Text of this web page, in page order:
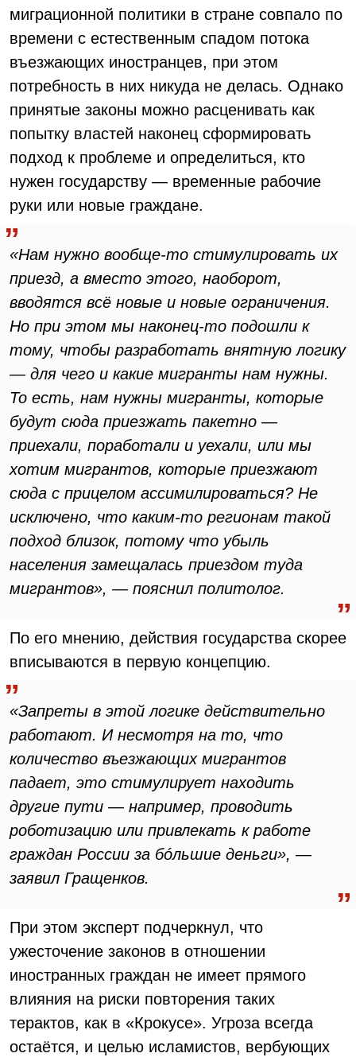
миграционной политики в стране совпало по
времени с естественным спадом потока
въезжающих иностранцев, при этом
потребность в них никуда не делась. Однако
принятые законы можно расценивать как
попытку властей наконец сформировать
подход к проблеме и определиться, кто
нужен государству — временные рабочие
руки или новые граждане.
«Нам нужно вообще-то стимулировать их
приезд, а вместо этого, наоборот,
вводятся всё новые и новые ограничения.
Но при этом мы наконец-то подошли к
тому, чтобы разработать внятную логику
— для чего и какие мигранты нам нужны.
То есть, нам нужны мигранты, которые
будут сюда приезжать пакетно —
приехали, поработали и уехали, или мы
хотим мигрантов, которые приезжают
сюда с прицелом ассимилироваться? Не
исключено, что каким-то регионам такой
подход близок, потому что убыль
населения замещалась приездом туда
мигрантов», — пояснил политолог.
По его мнению, действия государства скорее
вписываются в первую концепцию.
«Запреты в этой логике действительно
работают. И несмотря на то, что
количество въезжающих мигрантов
падает, это стимулирует находить
другие пути — например, проводить
роботизацию или привлекать к работе
граждан России за бóльшие деньги», —
заявил Гращенков.
При этом эксперт подчеркнул, что
ужесточение законов в отношении
иностранных граждан не имеет прямого
влияния на риски повторения таких
терактов, как в «Крокусе». Угроза всегда
остаётся, и целью исламистов, вербующих